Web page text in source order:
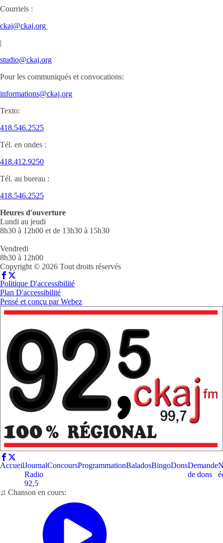
Courriels :
ckaj@ckaj.org
|
studio@ckaj.org
Pour les communiqués et convocations:
informations@ckaj.org
Texto:
418.546.2525
Tél. en ondes :
418.412.9250
Tél. au bureau :
418.546.2525
Heures d'ouverture
Lundi au jeudi
8h30 à 12h00 et de 13h30 à 15h30
Vendredi
8h30 à 12h00
Copyright © 2026 Tout droits réservés
Politique D'accessibilité
Plan D'accessibilité
Pensé et conçu parWebez
AccueilJournal
Radio
92,5
ConcoursProgrammationBaladosBingoDonsDemande
de dons
♫ Chanson en cours: